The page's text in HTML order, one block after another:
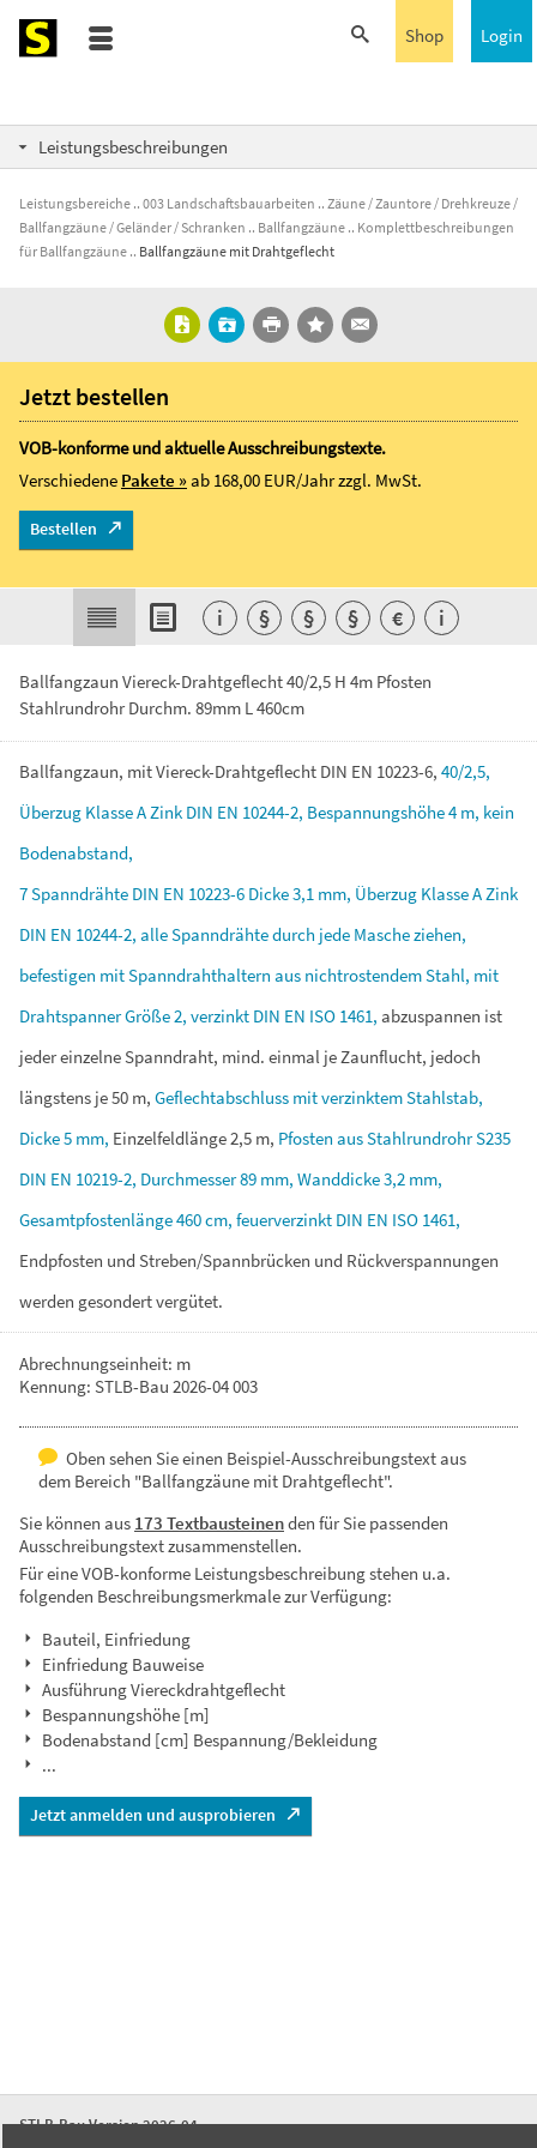
Login
Shop
Leistungsbeschreibungen
Leistungsbereiche 003 Landschaftsbauarbeiten
Zäune / Zauntore / Drehkreuze /
Ballfangzäune / Geländer / Schranken
Ballfangzäune
Komplettbeschreibungen
für Ballfangzäune
Ballfangzäune mit Drahtgeflecht
Ballfangzaun Viereck-Drahtgeflecht 40/2,5 H 4m Pfosten
Stahlrundrohr Durchm. 89mm L 460cm
Ballfangzaun, mitViereck-Drahtgeflecht DIN EN 10223-6, 40/2,5,
Überzug KlasseAZink DIN EN 10244-2, Bespannungshöhe4 m, kein
Bodenabstand,
7Spanndrähte DIN EN 10223-6 Dicke3,1 mm, Überzug KlasseAZink
DIN EN 10244-2, alleSpanndrähtedurch jede Mascheziehen,
befestigen mitSpanndrahthaltern aus nichtrostendemStahl, mit
DrahtspannerGröße2, verzinkt DIN EN ISO 1461, abzuspannen ist
jedereinzelneSpanndraht, mind. einmal jeZaunflucht, jedoch
längstens je50 m, Geflechtabschluss mitverzinktemStahlstab,
Dicke5 mm, Einzelfeldlänge2,5 m, Pfosten ausStahlrundrohrS235
DIN EN 10219-2, Durchmesser89 mm, Wanddicke3,2 mm,
Gesamtpfostenlänge460cm, feuerverzinkt DIN EN ISO 1461,
Endpfosten und Streben/Spannbrücken und Rückverspannungen
werden gesondertvergütet.
Abrechnungseinheit: m
Kennung: STLB-Bau 2026-04 003
Oben sehen Sie einen Beispiel-Ausschreibungstext aus
dem Bereich "Ballfangzäune mit Drahtgeflecht".
Sie können aus 173 Textbausteinenden für Sie passenden
Ausschreibungstext zusammenstellen.
Für eine VOB-konforme Leistungsbeschreibung stehen u.a.
folgenden Beschreibungsmerkmale zur Verfügung:
Bauteil, Einfriedung
Einfriedung Bauweise
Ausführung Viereckdrahtgeflecht
Bespannungshöhe [m]
Bodenabstand [cm] Bespannung/Bekleidung
...
Jetzt anmelden und ausprobieren
Jetzt bestellen
VOB-konforme und aktuelle Ausschreibungstexte.
Verschiedene Pakete »ab 168,00 EUR/Jahrzzgl. MwSt.
Bestellen
i § § § € i
STLB-Bau Version 2026-04